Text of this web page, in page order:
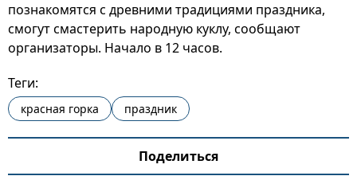
познакомятся с древними традициями праздника,
смогут смастерить народную куклу, сообщают
организаторы. Начало в 12 часов.
Теги:
красная горка праздник
Поделиться